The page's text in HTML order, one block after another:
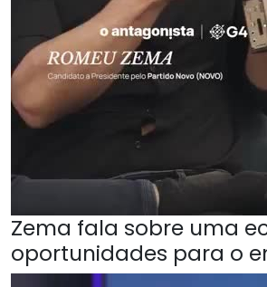
Zema fala sobre uma
oportunidades para o